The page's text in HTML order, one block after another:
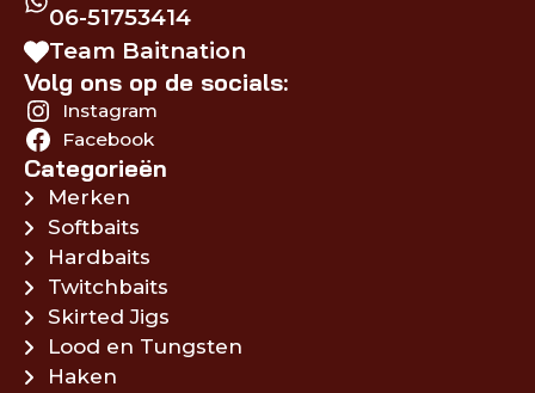
06-51753414
Team Baitnation
Volg ons op de socials:
Instagram
Facebook
Categorieën
Merken
Softbaits
Hardbaits
Twitchbaits
Skirted Jigs
Lood en Tungsten
Haken